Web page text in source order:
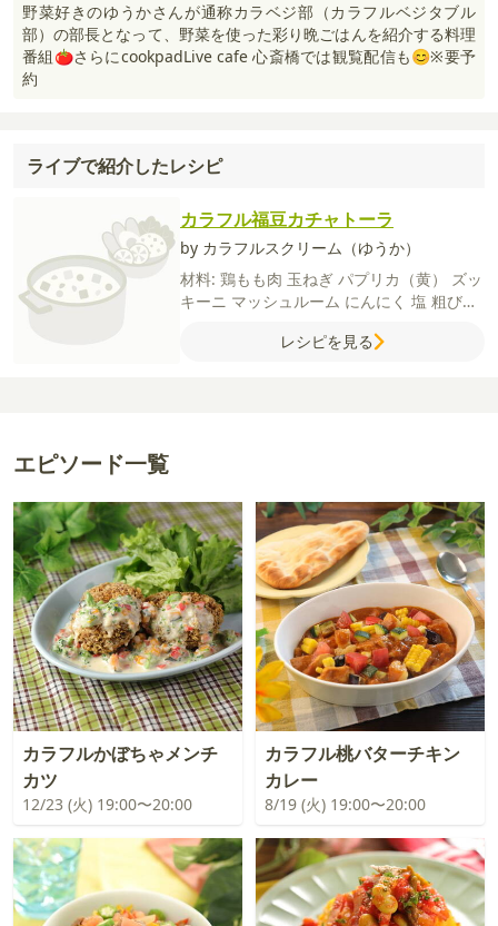
野菜好きのゆうかさんが通称カラベジ部（カラフルベジタブル
部）の部長となって、野菜を使った彩り晩ごはんを紹介する料理
番組🍅さらにcookpadLive cafe 心斎橋では観覧配信も😊※要予
約
ライブで紹介したレシピ
カラフル福豆カチャトーラ
by カラフルスクリーム（ゆうか）
材料: 鶏もも肉 玉ねぎ パプリカ（黄）
ズッ
キーニ マッシュルーム にんにく 塩 粗びき
乾燥パセリ【A】カットトマト缶
レシピを見る
エピソード一覧
カラフルかぼちゃメンチ
カツ
12/23 (火) 19:00〜20:00
カラフル桃バターチキン
カレー
8/19 (火) 19:00〜20:00